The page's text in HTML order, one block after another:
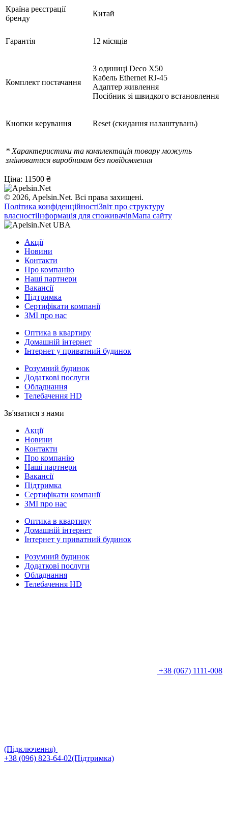
Країна реєстрації
бренду
Китай
Гарантія 12 місяців
Комплект постачання
3 одиниці Deco X50
Кабель Ethernet RJ-45
Адаптер живлення
Посібник зі швидкого встановлення
Кнопки керування Reset (скидання налаштувань)
* Характеристики та комплектація товару можуть
змінюватися виробником без повідомлення
Ціна: 11500 ₴
© 2026, Apelsin.Net. Всі права захищені.
Політика конфіденційностіЗвіт про структуру
власностіІнформація для споживачівМапа сайту
Акції
Новини
Контакти
Про компанію
Наші партнери
Вакансії
Підтримка
Сертифікати компанії
ЗМІ про нас
Оптика в квартиру
Домашній інтернет
Інтернет у приватний будинок
Розумний будинок
Додаткові послуги
Обладнання
Телебачення HD
Зв'язатися з нами
Акції
Новини
Контакти
Про компанію
Наші партнери
Вакансії
Підтримка
Сертифікати компанії
ЗМІ про нас
Оптика в квартиру
Домашній інтернет
Інтернет у приватний будинок
Розумний будинок
Додаткові послуги
Обладнання
Телебачення HD
+38 (067) 1111-008
(Підключення)
+38 (096) 823-64-02(Підтримка)